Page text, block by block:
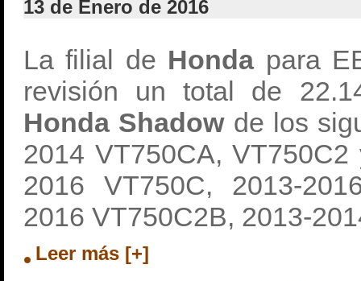
13 de Enero de 2016
La filial de Honda para
revisión un total de
Honda Shadow de los
2014 VT750CA, VT750C2
2016 VT750C, 2013-
2016 VT750C2B, 2013-
Leer más [+]